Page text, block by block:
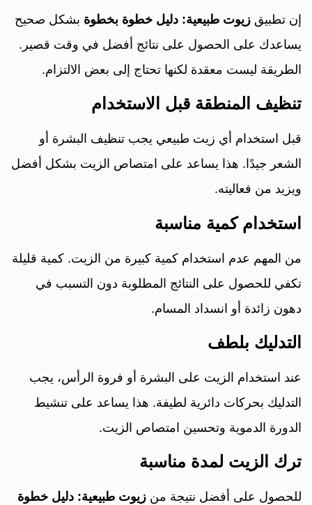
إن تطبيق زيوت طبيعية: دليل خطوة بخطوة بشكل صحيح
يساعدك على الحصول على نتائج أفضل في وقت قصير.
الطريقة ليست معقدة لكنها تحتاج إلى بعض الالتزام.
تنظيف المنطقة قبل الاستخدام
قبل استخدام أي زيت طبيعي يجب تنظيف البشرة أو
الشعر جيدًا. هذا يساعد على امتصاص الزيت بشكل أفضل
ويزيد من فعاليته.
استخدام كمية مناسبة
من المهم عدم استخدام كمية كبيرة من الزيت. كمية قليلة
تكفي للحصول على النتائج المطلوبة دون التسبب في
دهون زائدة أو انسداد المسام.
التدليك بلطف
عند استخدام الزيت على البشرة أو فروة الرأس، يجب
التدليك بحركات دائرية لطيفة. هذا يساعد على تنشيط
الدورة الدموية وتحسين امتصاص الزيت.
ترك الزيت لمدة مناسبة
للحصول على أفضل نتيجة من زيوت طبيعية: دليل خطوة